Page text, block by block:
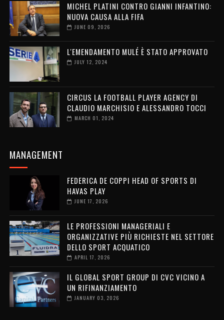
MICHEL PLATINI CONTRO GIANNI INFANTINO:
NUOVA CAUSA ALLA FIFA
JUNE 09, 2026
L'EMENDAMENTO MULÉ È STATO APPROVATO
JULY 12, 2024
CIRCUS LA FOOTBALL PLAYER AGENCY DI
CLAUDIO MARCHISIO E ALESSANDRO TOCCI
MARCH 01, 2024
MANAGEMENT
FEDERICA DE COPPI HEAD OF SPORTS DI
HAVAS PLAY
JUNE 17, 2026
LE PROFESSIONI MANAGERIALI E
ORGANIZZATIVE PIÙ RICHIESTE NEL SETTORE
DELLO SPORT ACQUATICO
APRIL 17, 2026
IL GLOBAL SPORT GROUP DI CVC VICINO A
UN RIFINANZIAMENTO
JANUARY 03, 2026